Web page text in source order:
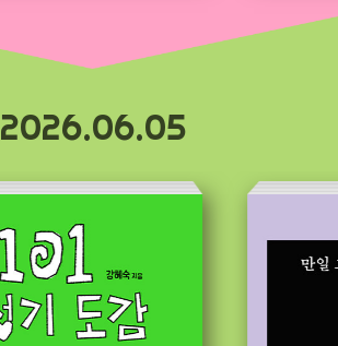
2026.06.05